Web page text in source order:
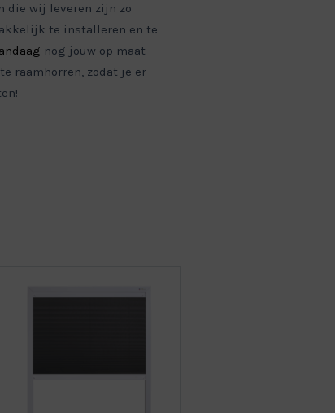
die wij leveren zijn zo
te installeren en te
nog jouw op maat
raamhorren, zodat je er